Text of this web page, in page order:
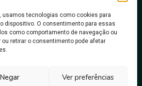
usamos tecnologias como cookies para
dispositivo. O consentimento para essas
como comportamento de navegação ou
retirar o consentimento pode afetar
Negar Ver preferências
Acessibilidade
crescer!